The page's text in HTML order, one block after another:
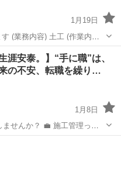
1月19日
容)
、県内
形態)アルバイト (勤務時間)8時〜...
安泰。】“手に職”は、
の不安、転職を繰り…
1月8日
施工管理って
工事の進行・安全・品質を管
度あり。 経験者は高収入・